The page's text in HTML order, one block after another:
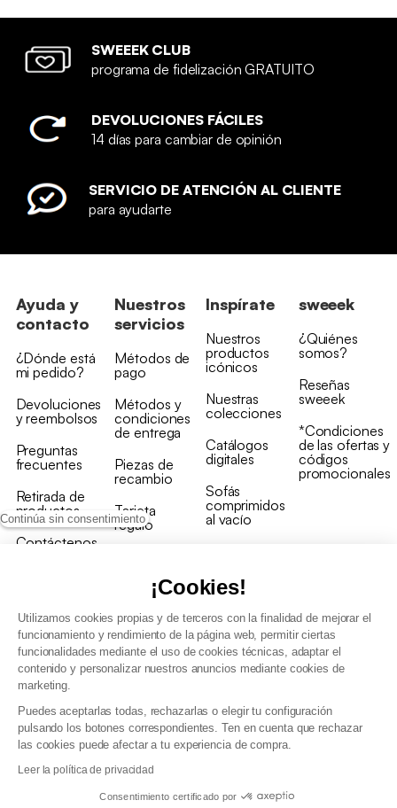
Continúa sin consentimiento
¡Cookies!
Utilizamos cookies propias y de terceros con la finalidad de mejorar el
funcionamiento y rendimiento de la página web, permitir ciertas
funcionalidades mediante el uso de cookies técnicas, adaptar el
contenido y personalizar nuestros anuncios mediante cookies de
marketing.
Puedes aceptarlas todas, rechazarlas o elegir tu configuración
pulsando los botones correspondientes. Ten en cuenta que rechazar
las cookies puede afectar a tu experiencia de compra.
Leer la política de privacidad
Consentimiento certificado por
SWEEEK CLUB
programa de fidelización GRATUITO
DEVOLUCIONES FÁCILES
14 días para cambiar de opinión
SERVICIO DE ATENCIÓN AL CLIENTE
para ayudarte
Ayuda y
contacto
¿Dónde está
mi pedido?
Devoluciones
y reembolsos
Preguntas
frecuentes
Retirada de
productos
Contáctenos
Nuestros
servicios
Métodos de
pago
Métodos y
condiciones
de entrega
Piezas de
recambio
Tarjeta
regalo
Inspírate
Nuestros
productos
icónicos
Nuestras
colecciones
Catálogos
digitales
Sofás
comprimidos
al vacío
sweeek
¿Quiénes
somos?
Reseñas
sweeek
*Condiciones
de las ofertas y
códigos
promocionales
Política de gestión de datos personales y cookies
Condiciones generales de Venta Profesional
Declaración de accesibilidad